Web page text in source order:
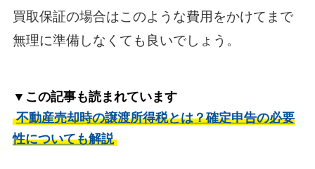
買取保証の場合はこのような費用をかけてまで
無理に準備しなくても良いでしょう。
▼この記事も読まれています
不動産売却時の譲渡所得税とは？確定申告の必要
性についても解説